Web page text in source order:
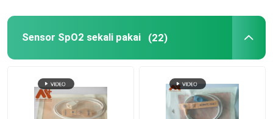
Sensor SpO2 sekali pakai (22)